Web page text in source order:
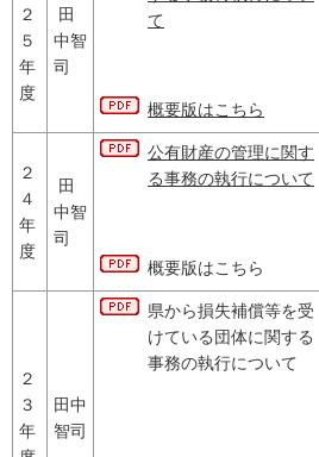
２
５
年
度
田
中智
司
て
概要版はこちら
２
４
年
度
田
中智
司
公有財産の管理に関す
る事務の執行について
概要版はこちら
２
３
年
田中
智司
県から損失補償等を受
けている団体に関する
事務の執行について